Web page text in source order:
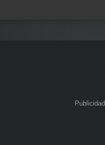
Publicidad